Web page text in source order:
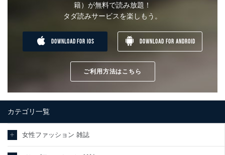
籍）が無料で読み放題！
タダ読みサービスを楽しもう。
DOWNLOAD FOR IOS DOWNLOAD FOR ANDROID
ご利用方法はこちら
カテゴリ一覧
女性ファッション 雑誌